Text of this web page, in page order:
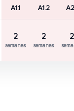
A1.1 A1.2
2
semanas
2
semanas
2